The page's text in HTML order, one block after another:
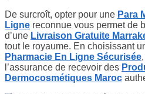
De surcroît, opter pour une Para
Ligne reconnue vous permet de
d’une Livraison Gratuite
tout le royaume. En choisissant
Pharmacie En Ligne Sécurisée
l’assurance de recevoir des
Dermocosmétiques Maroc